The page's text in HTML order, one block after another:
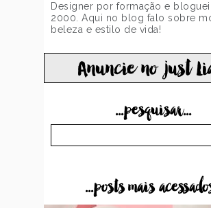
Designer por formação e
2000. Aqui no blog falo sobre
beleza e estilo de vida!
Anuncie no just
...pesquisar...
...posts mais